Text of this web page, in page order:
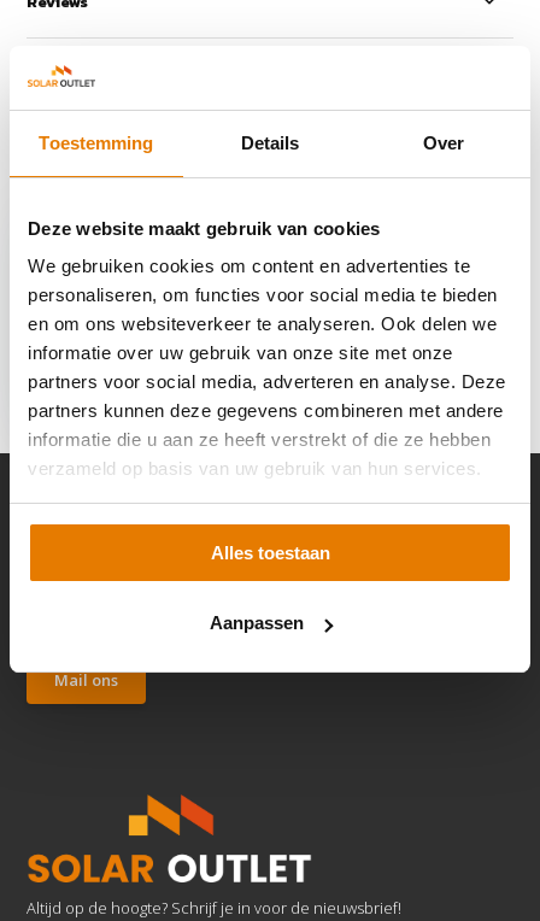
Toestemming Details Over
Deze website maakt gebruik van cookies
We gebruiken cookies om content en advertenties te
personaliseren, om functies voor social media te bieden
en om ons websiteverkeer te analyseren. Ook delen we
informatie over uw gebruik van onze site met onze
partners voor social media, adverteren en analyse. Deze
partners kunnen deze gegevens combineren met andere
informatie die u aan ze heeft verstrekt of die ze hebben
verzameld op basis van uw gebruik van hun services.
Alles toestaan
Aanpassen
Delen
Recent bekeken
Wallbox Power Meter
1 fase voor Power
Boost
€ 109,-
Mail ons
Altijd op de hoogte? Schrijf je in voor de nieuwsbrief!